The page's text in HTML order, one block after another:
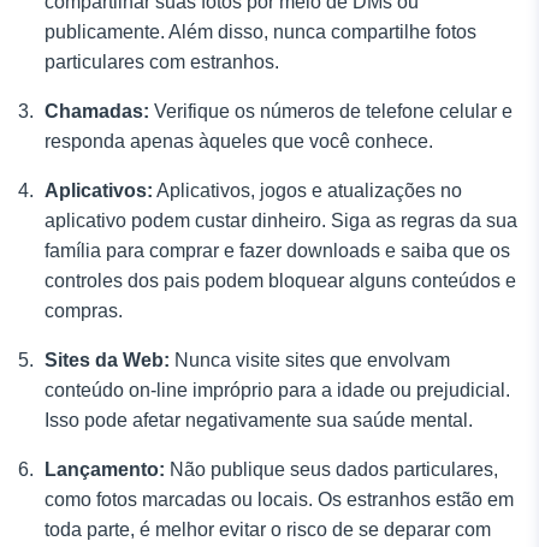
publicamente. Além disso, nunca compartilhe fotos
particulares com estranhos.
Chamadas: Verifique os números de telefone celular e
responda apenas àqueles que você conhece.
Aplicativos: Aplicativos, jogos e atualizações no
aplicativo podem custar dinheiro. Siga as regras da sua
família para comprar e fazer downloads e saiba que os
controles dos pais podem bloquear alguns conteúdos e
compras.
Sites da Web: Nunca visite sites que envolvam
conteúdo on-line impróprio para a idade ou prejudicial.
Isso pode afetar negativamente sua saúde mental.
Lançamento: Não publique seus dados particulares,
como fotos marcadas ou locais. Os estranhos estão em
toda parte, é melhor evitar o risco de se deparar com